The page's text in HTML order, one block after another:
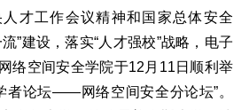
才工作会议精神和国家总体安全
”建设，落实“人才强校”战略，电子
络空间安全学院于12月11日顺利举
者论坛——网络空间安全分论坛”。